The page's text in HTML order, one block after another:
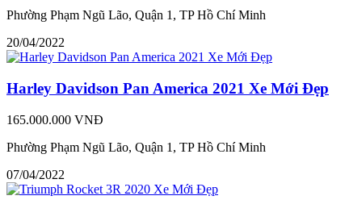
Phường Phạm Ngũ Lão, Quận 1, TP Hồ Chí Minh
20/04/2022
Harley Davidson Pan America 2021 Xe Mới Đẹp
165.000.000 VNĐ
Phường Phạm Ngũ Lão, Quận 1, TP Hồ Chí Minh
07/04/2022